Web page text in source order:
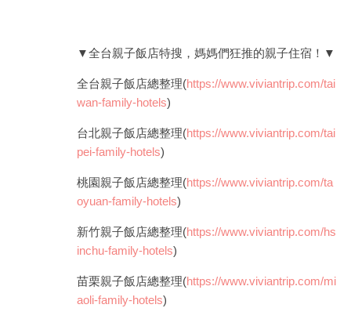
▼全台親子飯店特搜，媽媽們狂推的親子住宿！▼
全台親子飯店總整理(https://www.viviantrip.com/tai
wan-family-hotels)
台北親子飯店總整理(https://www.viviantrip.com/tai
pei-family-hotels)
桃園親子飯店總整理(https://www.viviantrip.com/ta
oyuan-family-hotels)
新竹親子飯店總整理(https://www.viviantrip.com/hs
inchu-family-hotels)
苗栗親子飯店總整理(https://www.viviantrip.com/mi
aoli-family-hotels)